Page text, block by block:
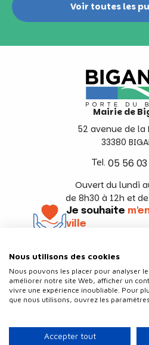
Voir toutes les
Mairie de
52 avenue de la
33380
Tel. 05 56
Ouvert du lundi
de 8h30 à 12h et
Je souhaite
ville
Politique de
Nous utilisons des cookies
Nous pouvons les placer pour analyser
améliorer notre site Web, afficher un
vivre une expérience inoubliable. Pour
que nous utilisons, ouvrez les
Accepter tout